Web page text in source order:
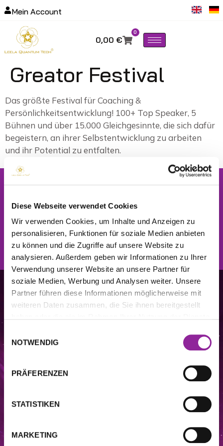
Diese Webseite verwendet Cookies
Wir verwenden Cookies, um Inhalte und Anzeigen zu
personalisieren, Funktionen für soziale Medien anbieten
zu können und die Zugriffe auf unsere Website zu
analysieren. Außerdem geben wir Informationen zu Ihrer
Verwendung unserer Website an unsere Partner für
soziale Medien, Werbung und Analysen weiter. Unsere
Partner führen diese Informationen möglicherweise mit
weiteren Daten zusammen, die Sie ihnen bereitgestellt
NOTWENDIG
PRÄFERENZEN
STATISTIKEN
MARKETING
Mein Account
0,00 €
0
Greator Festival
Das größte Festival für Coaching &
Persönlichkeitsentwicklung! 100+ Top Speaker, 5
Bühnen und über 15.000 Gleichgesinnte, die sich dafür
begeistern, an ihrer Selbstentwicklung zu arbeiten
und ihr Potential zu entfalten.
Newsletter
JETZT ANMELDEN
DIESE WEBSITE STELLT KEINE MEDIZINISCHE BERATUNG DAR. Die auf
dieser Website enthaltenen Informationen, einschließlich, aber nicht
dienen nur zu Informationszwecken. Der Zweck dieser Website ist es, das
Verständnis und das Wissen der Verbraucher über verschiedene
Wellness
und andere Themen zu fördern. Sie dient nicht als Ersatz einer